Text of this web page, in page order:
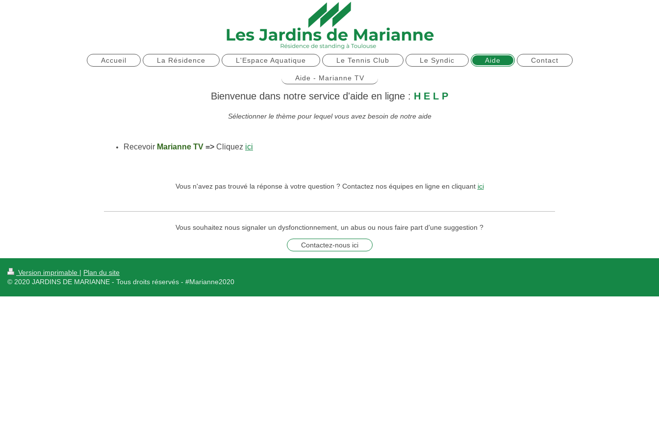
Accueil La Résidence L'Espace Aquatique Le Tennis Club Le Syndic Aide Contact
Aide - Marianne TV
Bienvenue dans notre service d'aide en ligne : H E L P
Sélectionner le thème pour lequel vous avez besoin de notre aide
Recevoir Marianne TV => Cliquez ici
Vous n'avez pas trouvé la réponse à votre question ? Contactez nos équipes en ligne en cliquant ici
Vous souhaitez nous signaler un dysfonctionnement, un abus ou nous faire part d'une suggestion ?
Contactez-nous ici
Version imprimable | Plan du site
© 2020 JARDINS DE MARIANNE - Tous droits réservés - #Marianne2020